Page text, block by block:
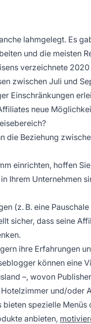
lahmgelegt. Es
und die meisten
verzeichnete
zwischen Juli und
Einschränkungen
neue
die Beziehung
einrichten, hoffen
in Ihrem Unternehmen
(z. B. eine
sicher, dass seine
ihre Erfahrungen
können eine
–, wovon
und/oder
spezielle
anbieten,